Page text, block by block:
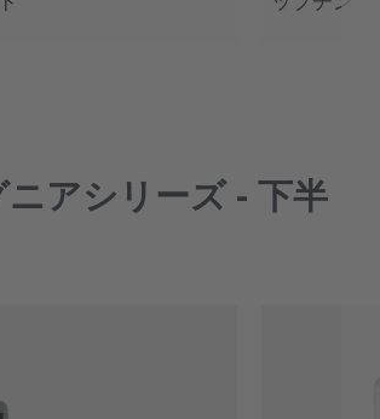
アシリーズ - 下半